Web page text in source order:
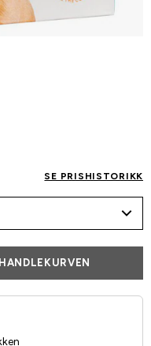
SE PRISHISTORIKK